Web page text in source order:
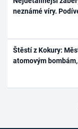
neznámé víry.
Štěstí z Kokury:
atomovým